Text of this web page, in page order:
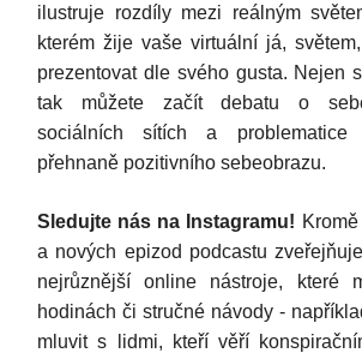
ilustruje rozdíly mezi reálným
kterém žije vaše virtuální já,
prezentovat dle svého gusta. Nejen
tak můžete začít debatu o
sociálních sítích a problematice
přehnaně pozitivního sebeobrazu.
Sledujte nás na Instagramu!
a nových epizod podcastu
nejrůznější online nástroje, které
hodinách či stručné návody -
mluvit s lidmi, kteří věří